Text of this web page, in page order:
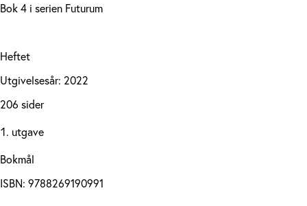
Bok 4 i serien Futurum
Heftet
Utgivelsesår: 2022
206 sider
utgave
Bokmål
ISBN: 9788269190991